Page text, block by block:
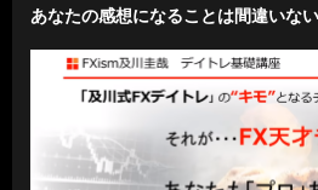
あなたの感想になることは間違いない